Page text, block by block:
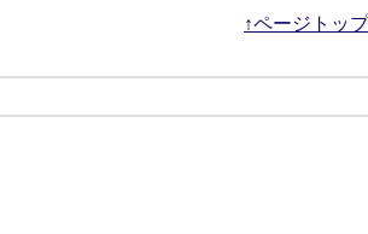
↑ページトッ